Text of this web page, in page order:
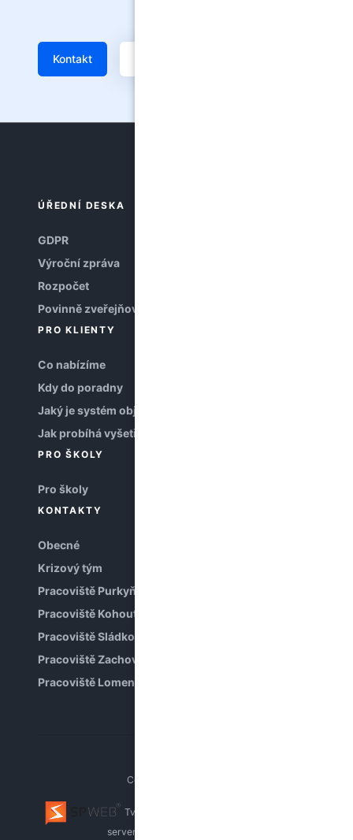
Kontakt
ÚŘEDNÍ DESKA
GDPR
Výroční zpráva
Rozpočet
Povinně zveřejňované informace
PRO KLIENTY
Co nabízíme
Kdy do poradny
Jaký je systém objednávání
Jak probíhá vyšetření
PRO ŠKOLY
Pro školy
KONTAKTY
Obecné
Krizový tým
Pracoviště Purkyňova
Pracoviště Kohoutova
Pracoviště Sládkova
Pracoviště Zachova
Pracoviště Lomená
Copyright © PPP Brno
Tvorba webu Brno
serverů